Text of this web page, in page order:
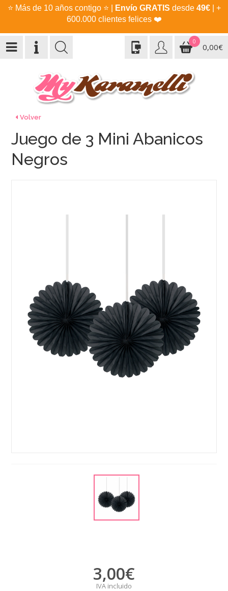
⭐ Más de 10 años contigo ⭐ Envío GRATIS desde 49€| +
600.000 clientes felices ❤️
0
0,00€
Volver
Juego de 3 Mini Abanicos
Negros
3,00€
IVA incluido